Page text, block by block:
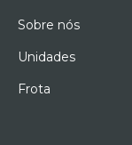
Sobre nós
Unidades
Frota